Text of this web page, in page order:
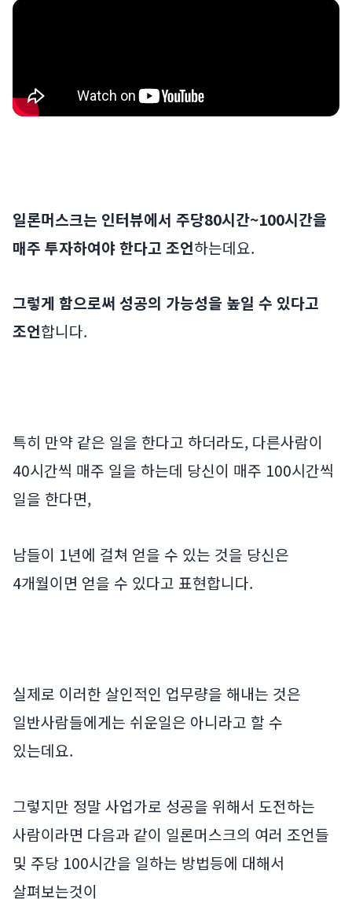
일론머스크는 인터뷰에서 주당80시간~100시간을
매주 투자하여야 한다고 조언하는데요.
그렇게 함으로써 성공의 가능성을 높일 수 있다고
조언합니다.
특히 만약 같은 일을 한다고 하더라도, 다른사람이
40시간씩 매주 일을 하는데 당신이 매주 100시간씩
일을 한다면,
남들이 1년에 걸쳐 얻을 수 있는 것을 당신은
4개월이면 얻을 수 있다고 표현합니다.
실제로 이러한 살인적인 업무량을 해내는 것은
일반사람들에게는 쉬운일은 아니라고 할 수
있는데요.
그렇지만 정말 사업가로 성공을 위해서 도전하는
사람이라면 다음과 같이 일론머스크의 여러 조언들
및 주당 100시간을 일하는 방법등에 대해서
살펴보는것이